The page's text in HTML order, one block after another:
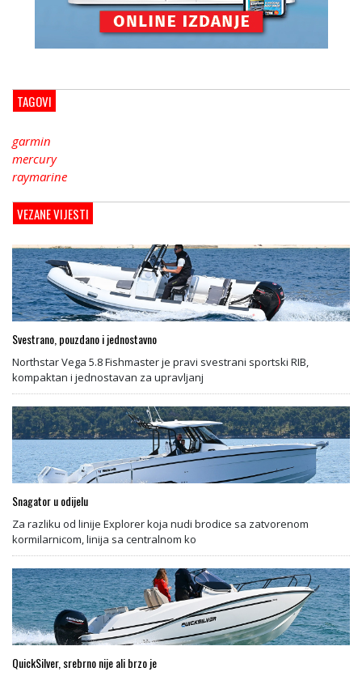
TAGOVI
garmin
mercury
raymarine
VEZANE VIJESTI
Svestrano, pouzdano i jednostavno
Northstar Vega 5.8 Fishmaster je pravi svestrani sportski RIB,
kompaktan i jednostavan za upravljanj
Snagator u odijelu
Za razliku od linije Explorer koja nudi brodice sa zatvorenom
kormilarnicom, linija sa centralnom ko
QuickSilver, srebrno nije ali brzo je